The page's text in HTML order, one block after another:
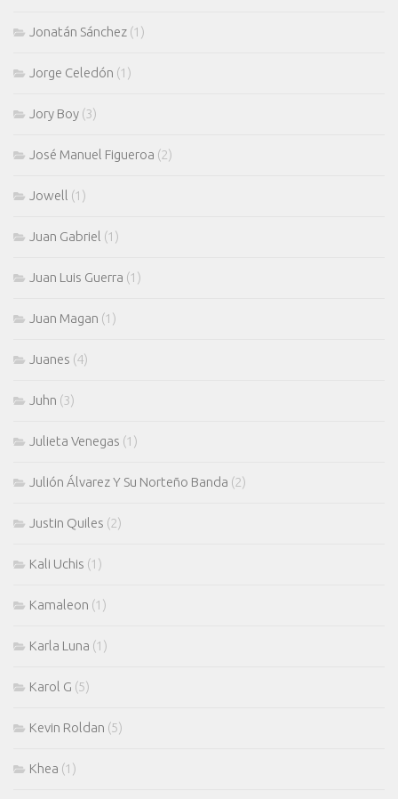
Jonatán Sánchez (1)
Jorge Celedón (1)
Jory Boy (3)
José Manuel Figueroa (2)
Jowell (1)
Juan Gabriel (1)
Juan Luis Guerra (1)
Juan Magan (1)
Juanes (4)
Juhn (3)
Julieta Venegas (1)
Julión Álvarez Y Su Norteño Banda (2)
Justin Quiles (2)
Kali Uchis (1)
Kamaleon (1)
Karla Luna (1)
Karol G (5)
Kevin Roldan (5)
Khea (1)